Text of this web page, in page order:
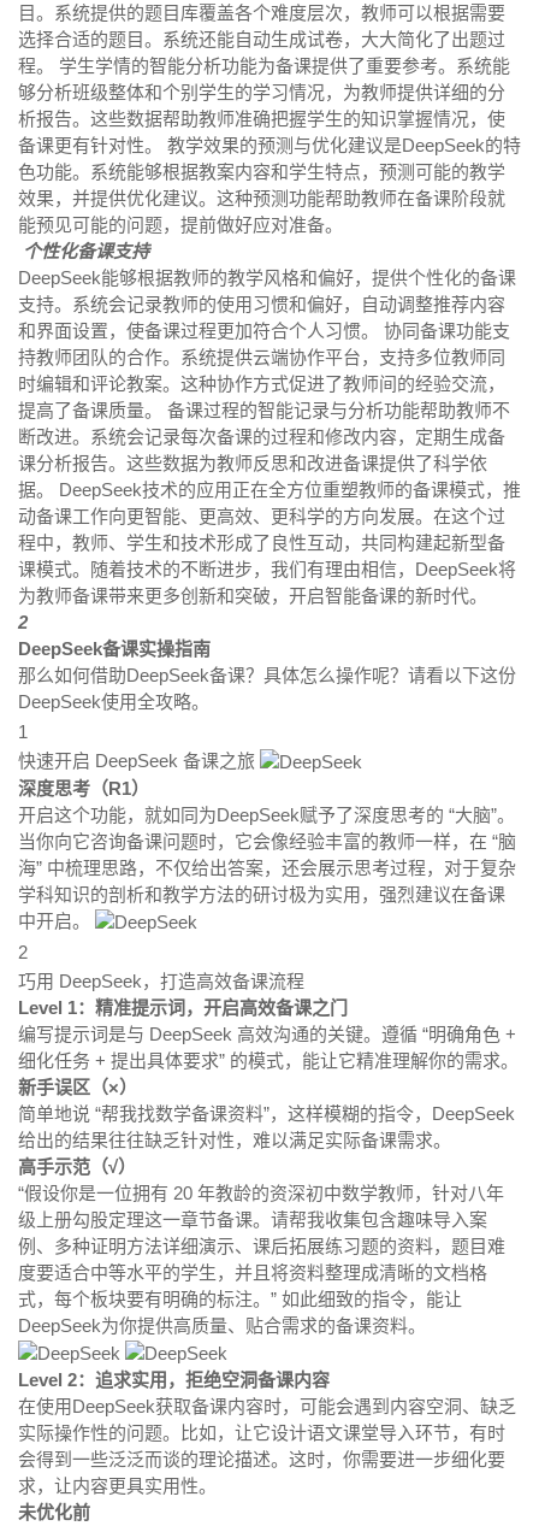
目。系统提供的题目库覆盖各个难度层次，教师可以根据需要
选择合适的题目。系统还能自动生成试卷，大大简化了出题过
程。 学生学情的智能分析功能为备课提供了重要参考。系统能
够分析班级整体和个别学生的学习情况，为教师提供详细的分
析报告。这些数据帮助教师准确把握学生的知识掌握情况，使
备课更有针对性。 教学效果的预测与优化建议是DeepSeek的特
色功能。系统能够根据教案内容和学生特点，预测可能的教学
效果，并提供优化建议。这种预测功能帮助教师在备课阶段就
能预见可能的问题，提前做好应对准备。
个性化备课支持
DeepSeek能够根据教师的教学风格和偏好，提供个性化的备课
支持。系统会记录教师的使用习惯和偏好，自动调整推荐内容
和界面设置，使备课过程更加符合个人习惯。 协同备课功能支
持教师团队的合作。系统提供云端协作平台，支持多位教师同
时编辑和评论教案。这种协作方式促进了教师间的经验交流，
提高了备课质量。 备课过程的智能记录与分析功能帮助教师不
断改进。系统会记录每次备课的过程和修改内容，定期生成备
课分析报告。这些数据为教师反思和改进备课提供了科学依
据。 DeepSeek技术的应用正在全方位重塑教师的备课模式，推
动备课工作向更智能、更高效、更科学的方向发展。在这个过
程中，教师、学生和技术形成了良性互动，共同构建起新型备
课模式。随着技术的不断进步，我们有理由相信，DeepSeek将
为教师备课带来更多创新和突破，开启智能备课的新时代。
2
DeepSeek备课实操指南
那么如何借助DeepSeek备课？具体怎么操作呢？请看以下这份
DeepSeek使用全攻略。
1
快速开启 DeepSeek 备课之旅
深度思考（R1）
开启这个功能，就如同为DeepSeek赋予了深度思考的 “大脑”。
当你向它咨询备课问题时，它会像经验丰富的教师一样，在 “脑
海” 中梳理思路，不仅给出答案，还会展示思考过程，对于复杂
学科知识的剖析和教学方法的研讨极为实用，强烈建议在备课
中开启。
2
巧用 DeepSeek，打造高效备课流程
Level 1：精准提示词，开启高效备课之门
编写提示词是与 DeepSeek 高效沟通的关键。遵循 “明确角色 +
细化任务 + 提出具体要求” 的模式，能让它精准理解你的需求。
新手误区（×）
简单地说 “帮我找数学备课资料”，这样模糊的指令，DeepSeek
给出的结果往往缺乏针对性，难以满足实际备课需求。
高手示范（√）
“假设你是一位拥有 20 年教龄的资深初中数学教师，针对八年
级上册勾股定理这一章节备课。请帮我收集包含趣味导入案
例、多种证明方法详细演示、课后拓展练习题的资料，题目难
度要适合中等水平的学生，并且将资料整理成清晰的文档格
式，每个板块要有明确的标注。” 如此细致的指令，能让
DeepSeek为你提供高质量、贴合需求的备课资料。
Level 2：追求实用，拒绝空洞备课内容
在使用DeepSeek获取备课内容时，可能会遇到内容空洞、缺乏
实际操作性的问题。比如，让它设计语文课堂导入环节，有时
会得到一些泛泛而谈的理论描述。这时，你需要进一步细化要
求，让内容更具实用性。
未优化前